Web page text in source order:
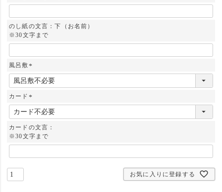
のし紙の文言：下（お名前）
※30文字まで
風呂敷
(
必
須
カード
(
必
須
)
カードの文言：
※30文字まで
お気に入りに登録する